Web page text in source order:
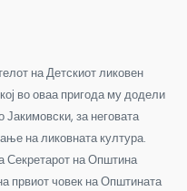
на Детскиот ликовен
во оваа пригода му додели
за неговата
на ликовната култура.
Секретарот на Општина
првиот човек на Општината